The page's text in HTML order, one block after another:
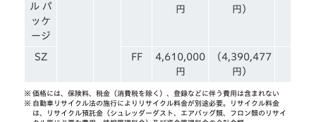
ル パ
ッケ
ージ
円
円）
SZ FF
4,610,000
円
（4,390,477
円）
※ 価格には、保険料、税金（消費税を除く）、登録などに伴う費用は含まれない
※ 自動車リサイクル法の施行によりリサイクル料金が別途必要。リサイクル料金
は、リサイクル預託金（シュレッダーダスト、エアバッグ類、フロン類のリサイ